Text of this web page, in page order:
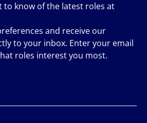
to know of the latest roles at
and receive our
to your inbox. Enter your email
roles interest you most.